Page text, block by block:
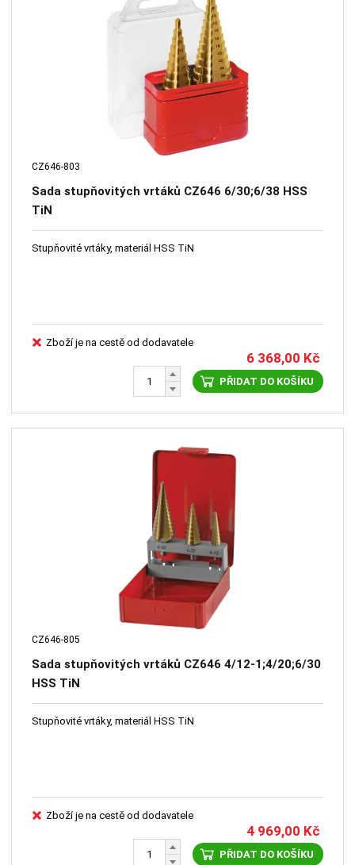
CZ646-803
Sada stupňovitých vrtáků CZ646 6/30;6/38 HSS
TiN
Stupňovité vrtáky, materiál HSS TiN
Zboží je na cestě od dodavatele
6 368,00 Kč
PŘIDAT DO KOŠÍKU
CZ646-805
Sada stupňovitých vrtáků CZ646 4/12-1;4/20;6/30
HSS TiN
Stupňovité vrtáky, materiál HSS TiN
Zboží je na cestě od dodavatele
4 969,00 Kč
PŘIDAT DO KOŠÍKU